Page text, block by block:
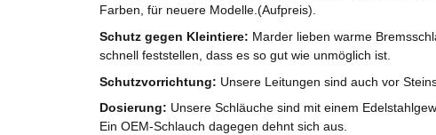
Farben, für neuere Modelle.(Aufpreis).
Schutz gegen Kleintiere: Marder lieben warme
schnell feststellen, dass es so gut wie unmöglich ist.
Schutzvorrichtung: Unsere Leitungen sind auch vor
Dosierung: Unsere Schläuche sind mit einem
Ein OEM-Schlauch dagegen dehnt sich aus.